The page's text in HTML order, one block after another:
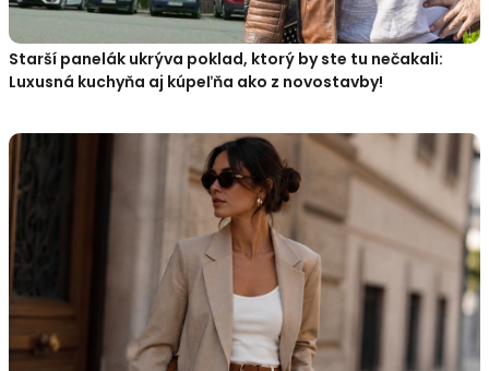
Starší panelák ukrýva poklad, ktorý by ste tu nečakali:
Luxusná kuchyňa aj kúpeľňa ako z novostavby!